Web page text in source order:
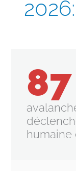
2026:
87
humaine